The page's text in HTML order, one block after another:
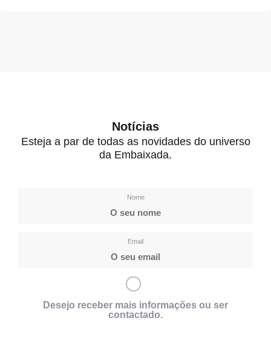
Notícias
Esteja a par de todas as novidades do universo
da Embaixada.
Nome
Email
Desejo receber mais informações ou ser
contactado.